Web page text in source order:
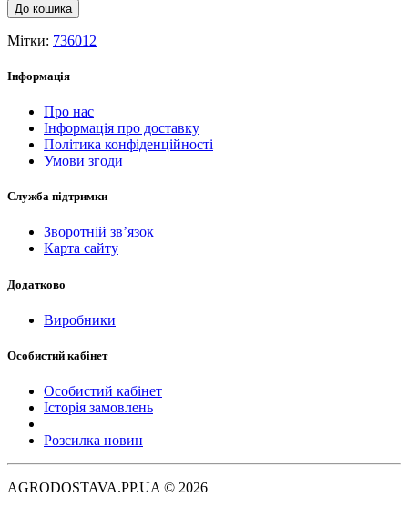
До кошика
Мітки: 736012
Інформація
Про нас
Інформація про доставку
Політика конфіденційності
Умови згоди
Служба підтримки
Зворотній зв’язок
Карта сайту
Додатково
Виробники
Особистий кабінет
Особистий кабінет
Історія замовлень
Розсилка новин
AGRODOSTAVA.PP.UA © 2026